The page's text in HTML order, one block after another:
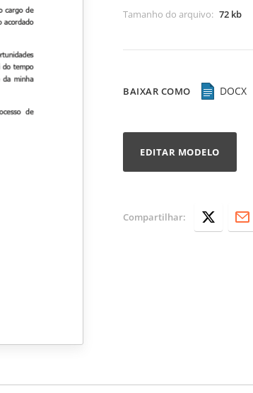
Tamanho do arquivo: 72 kb
BAIXAR COMO DOCX
EDITAR MODELO
Compartilhar: